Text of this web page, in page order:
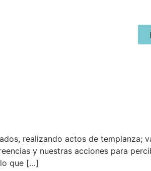
realizando actos de templanza;
y nuestras acciones para
que […]